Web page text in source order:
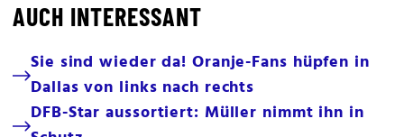
AUCH INTERESSANT
Sie sind wieder da! Oranje-Fans hüpfen in
Dallas von links nach rechts
DFB-Star aussortiert: Müller nimmt ihn in